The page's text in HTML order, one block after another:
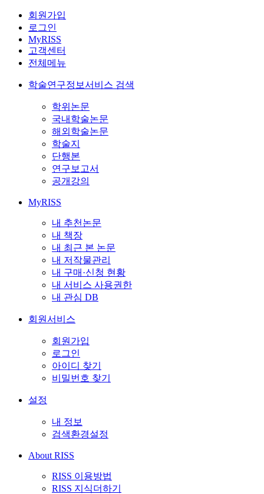
회원가입
로그인
MyRISS
고객센터
전체메뉴
학술연구정보서비스 검색
학위논문
국내학술논문
해외학술논문
학술지
단행본
연구보고서
공개강의
MyRISS
내 추천논문
내 책장
내 최근 본 논문
내 저작물관리
내 구매·신청 현황
내 서비스 사용권한
내 관심 DB
회원서비스
회원가입
로그인
아이디 찾기
비밀번호 찾기
설정
내 정보
검색환경설정
About RISS
RISS 이용방법
RISS 지식더하기